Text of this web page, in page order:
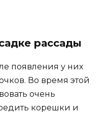
рассады
появления у них
Во время этой
очень
корешки и